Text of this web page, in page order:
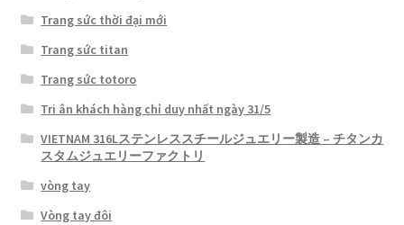
Trang sức thời đại mới
Trang sức titan
Trang sức totoro
Tri ân khách hàng chỉ duy nhất ngày 31/5
VIETNAM 316Lステンレススチールジュエリー製造 – チタンカ
スタムジュエリーファクトリ
vòng tay
Vòng tay đôi